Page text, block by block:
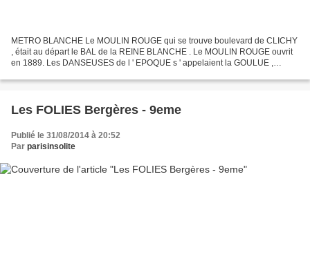
METRO BLANCHE Le MOULIN ROUGE qui se trouve boulevard de CLICHY
, était au départ le BAL de la REINE BLANCHE . Le MOULIN ROUGE ouvrit
en 1889. Les DANSEUSES de l ' EPOQUE s ' appelaient la GOULUE ,
Les FOLIES Bergères - 9eme
Publié le 31/08/2014 à 20:52
Par parisinsolite